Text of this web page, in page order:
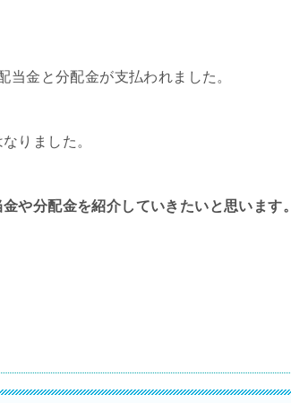
金と分配金が支払われました。
りました。
や分配金を紹介していきたいと思います。